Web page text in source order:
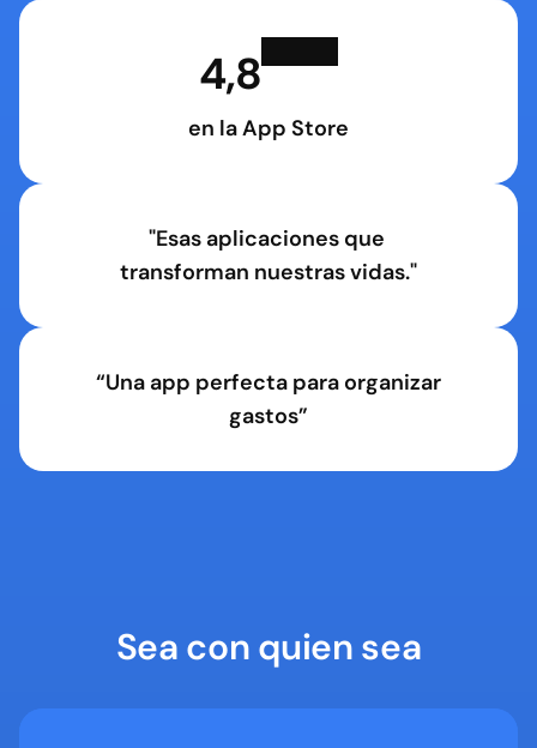
4,8
en la App Store
"Esas aplicaciones que
transforman nuestras vidas."
“Una app perfecta para organizar
gastos”
Sea con quien sea